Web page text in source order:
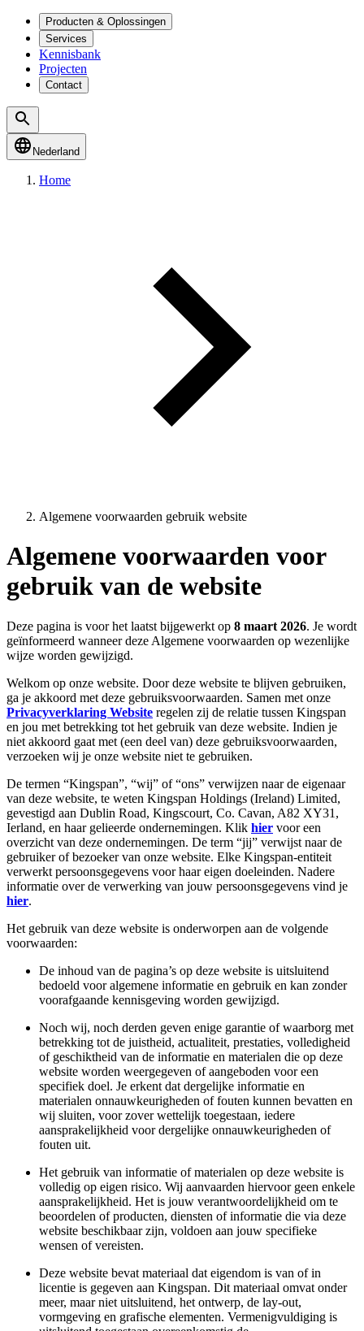
Producten & Oplossingen
Services
Kennisbank
Projecten
Contact
Nederland
Home
Algemene voorwaarden gebruik website
Algemene voorwaarden voor
gebruik van de website
Deze pagina is voor het laatst bijgewerkt op 8 maart 2026. Je wordt
geïnformeerd wanneer deze Algemene voorwaarden op wezenlijke
wijze worden gewijzigd.
Welkom op onze website. Door deze website te blijven gebruiken,
ga je akkoord met deze gebruiksvoorwaarden. Samen met onze
Privacyverklaring Website regelen zij de relatie tussen Kingspan
en jou met betrekking tot het gebruik van deze website. Indien je
niet akkoord gaat met (een deel van) deze gebruiksvoorwaarden,
verzoeken wij je onze website niet te gebruiken.
De termen “Kingspan”, “wij” of “ons” verwijzen naar de eigenaar
van deze website, te weten Kingspan Holdings (Ireland) Limited,
gevestigd aan Dublin Road, Kingscourt, Co. Cavan, A82 XY31,
Ierland, en haar gelieerde ondernemingen. Klik hier voor een
overzicht van deze ondernemingen. De term “jij” verwijst naar de
gebruiker of bezoeker van onze website. Elke Kingspan‑entiteit
verwerkt persoonsgegevens voor haar eigen doeleinden. Nadere
informatie over de verwerking van jouw persoonsgegevens vind je
hier.
Het gebruik van deze website is onderworpen aan de volgende
voorwaarden:
De inhoud van de pagina’s op deze website is uitsluitend
bedoeld voor algemene informatie en gebruik en kan zonder
voorafgaande kennisgeving worden gewijzigd.
Noch wij, noch derden geven enige garantie of waarborg met
betrekking tot de juistheid, actualiteit, prestaties, volledigheid
of geschiktheid van de informatie en materialen die op deze
website worden weergegeven of aangeboden voor een
specifiek doel. Je erkent dat dergelijke informatie en
materialen onnauwkeurigheden of fouten kunnen bevatten en
wij sluiten, voor zover wettelijk toegestaan, iedere
aansprakelijkheid voor dergelijke onnauwkeurigheden of
fouten uit.
Het gebruik van informatie of materialen op deze website is
volledig op eigen risico. Wij aanvaarden hiervoor geen enkele
aansprakelijkheid. Het is jouw verantwoordelijkheid om te
beoordelen of producten, diensten of informatie die via deze
website beschikbaar zijn, voldoen aan jouw specifieke
wensen of vereisten.
Deze website bevat materiaal dat eigendom is van of in
licentie is gegeven aan Kingspan. Dit materiaal omvat onder
meer, maar niet uitsluitend, het ontwerp, de lay‑out,
vormgeving en grafische elementen. Vermenigvuldiging is